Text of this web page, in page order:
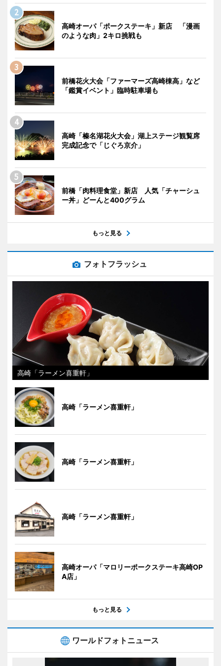
高崎オーパ「ポークステーキ」新店 「漫画
のような肉」2キロ挑戦も
前橋花火大会「ファーマーズ高崎棟高」など
「鑑賞イベント」臨時駐車場も
高崎「榛名湖花火大会」湖上ステージ観覧席
完成記念で「じぐろ京介」
前橋「肉料理食堂」新店 人気「チャーシュ
ー丼」どーんと400グラム
もっと見る
フォトフラッシュ
高崎「ラーメン喜重軒」
高崎「ラーメン喜重軒」
高崎「ラーメン喜重軒」
高崎「ラーメン喜重軒」
高崎オーパ「マロリーポークステーキ高崎OP
A店」
もっと見る
ワールドフォトニュース